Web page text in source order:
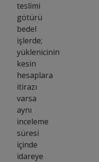
teslimi
götürü
bedel
işlerde;
yüklenicinin
kesin
hesaplara
itirazı
varsa
aynı
inceleme
süresi
içinde
idareye